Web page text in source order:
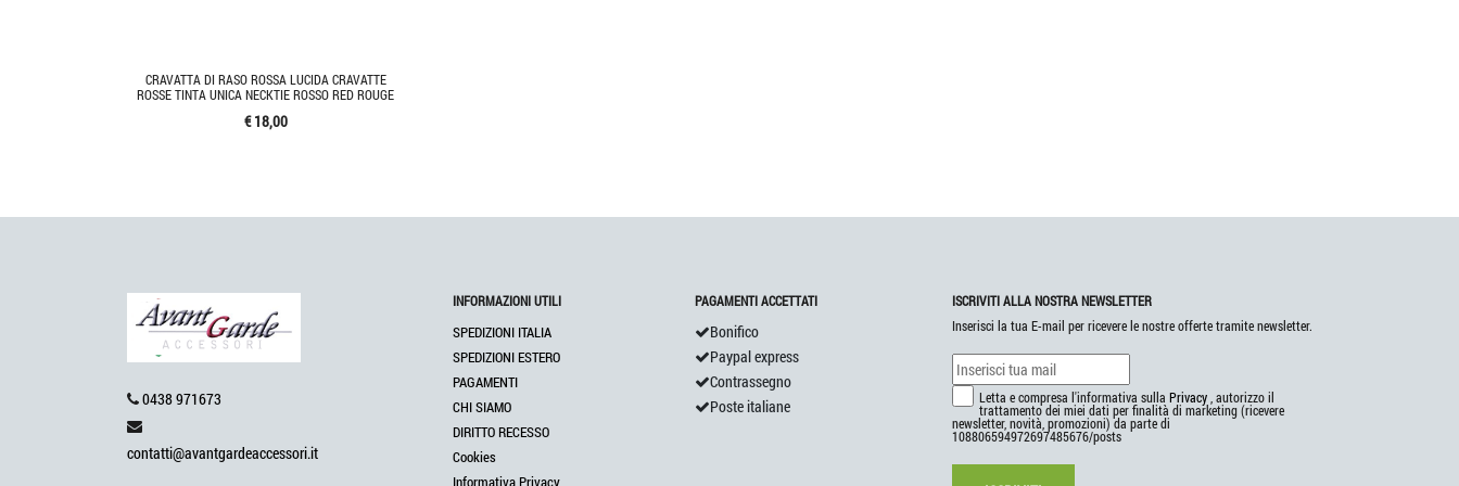
CRAVATTA DI RASO ROSSA LUCIDA CRAVATTE
ROSSE TINTA UNICA NECKTIE ROSSO RED ROUGE
€ 18,00
0438 971673
contatti@avantgardeaccessori.it
INFORMAZIONI UTILI
SPEDIZIONI ITALIA
SPEDIZIONI ESTERO
PAGAMENTI
CHI SIAMO
DIRITTO RECESSO
Cookies
Informativa Privacy
PAGAMENTI ACCETTATI
Bonifico
Paypal express
Contrassegno
Poste italiane
ISCRIVITI ALLA NOSTRA NEWSLETTER
Inserisci la tua E-mail per ricevere le nostre offerte tramite newsletter.
Letta e compresa l'informativa sulla Privacy , autorizzo il
trattamento dei miei dati per finalità di marketing (ricevere
newsletter, novità, promozioni) da parte di
108806594972697485676/posts